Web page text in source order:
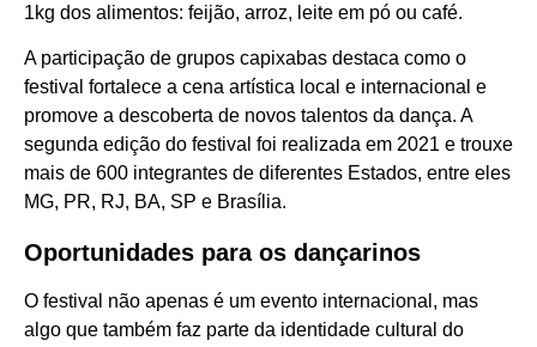
1kg dos alimentos: feijão, arroz, leite em pó ou café.
A participação de grupos capixabas destaca como o
festival fortalece a cena artística local e internacional e
promove a descoberta de novos talentos da dança. A
segunda edição do festival foi realizada em 2021 e trouxe
mais de 600 integrantes de diferentes Estados, entre eles
MG, PR, RJ, BA, SP e Brasília.
Oportunidades para os dançarinos
O festival não apenas é um evento internacional, mas
algo que também faz parte da identidade cultural do